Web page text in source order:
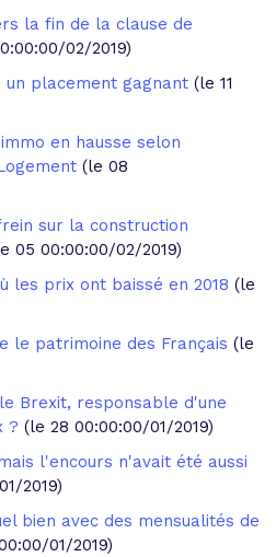
la fin de la clause de
02/2019)
un placement gagnant (le 11
en hausse selon
(le 08
sur la construction
05 00:00:00/02/2019)
les prix ont baissé en 2018 (le
le patrimoine des Français (le
Brexit, responsable d'une
? (le 28 00:00:00/01/2019)
l'encours n'avait été aussi
2019)
bien avec des mensualités de
01/2019)